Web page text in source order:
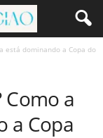
está dominando a Copa do
a
a Copa